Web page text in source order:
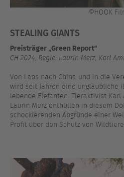
©HOOK
STEALING GIANTS
Preisträger „Green Report“
CH 2024, Regie: Laurin Merz, Karl
Von Laos nach China und in die
wird seit Jahren eine unglaubliche
lebende Elefanten. Tieraktivist Karl
Laurin Merz enthüllen in diesem
schockierenden Abgründe einer
Profit über den Schutz von